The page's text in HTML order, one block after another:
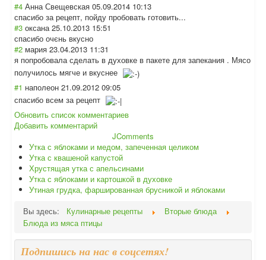
#4 Анна Свещевская 05.09.2014 10:13
спасибо за рецепт, пойду пробовать готовить...
#3 оксана 25.10.2013 15:51
спасибо очєнь вкусно
#2 мария 23.04.2013 11:31
я попробовала сделать в духовке в пакете для запекания . Мясо
получилось мягче и вкуснее
#1 наполеон 21.09.2012 09:05
спасибо всем за рецепт
Обновить список комментариев
Добавить комментарий
JComments
Утка с яблоками и медом, запеченная целиком
Утка с квашеной капустой
Хрустящая утка с апельсинами
Утка с яблоками и картошкой в духовке
Утиная грудка, фаршированная брусникой и яблоками
Вы здесь:
Кулинарные рецепты
Вторые блюда
Блюда из мяса птицы
Подпишись на нас в соцсетях!